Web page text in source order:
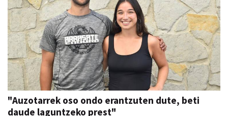
"Auzotarrek oso ondo erantzuten dute, beti
daude laguntzeko prest"